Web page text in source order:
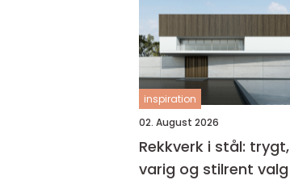
inspiration
02. August 2026
Rekkverk i stål: trygt,
varig og stilrent valg